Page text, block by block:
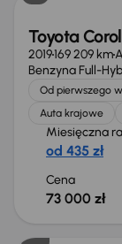
Toyota
2019169 209 km
Benzyna Full-
Od pierwszego
Auta krajowe
Miesięczna
od 435 zł
Cena
73 000 zł